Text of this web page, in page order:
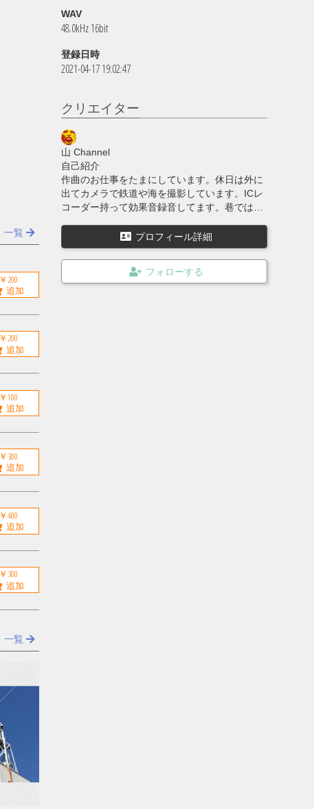
一覧
￥200
￥200
￥100
￥300
￥400
￥300
一覧
WAV
48.0kHz 16bit
登録日時
2021-04-17 19:02:47
クリエイター
山 Channel
自己紹介
作曲のお仕事をたまにしています。休日は外に
出てカメラで鉄道や海を撮影しています。ICレ
コーダー持って効果音録音してます。巷では無
スも始めました！地味にナレが売れています皆
さんも購入してください！ゾンビヴォイス！
プロフィール詳細